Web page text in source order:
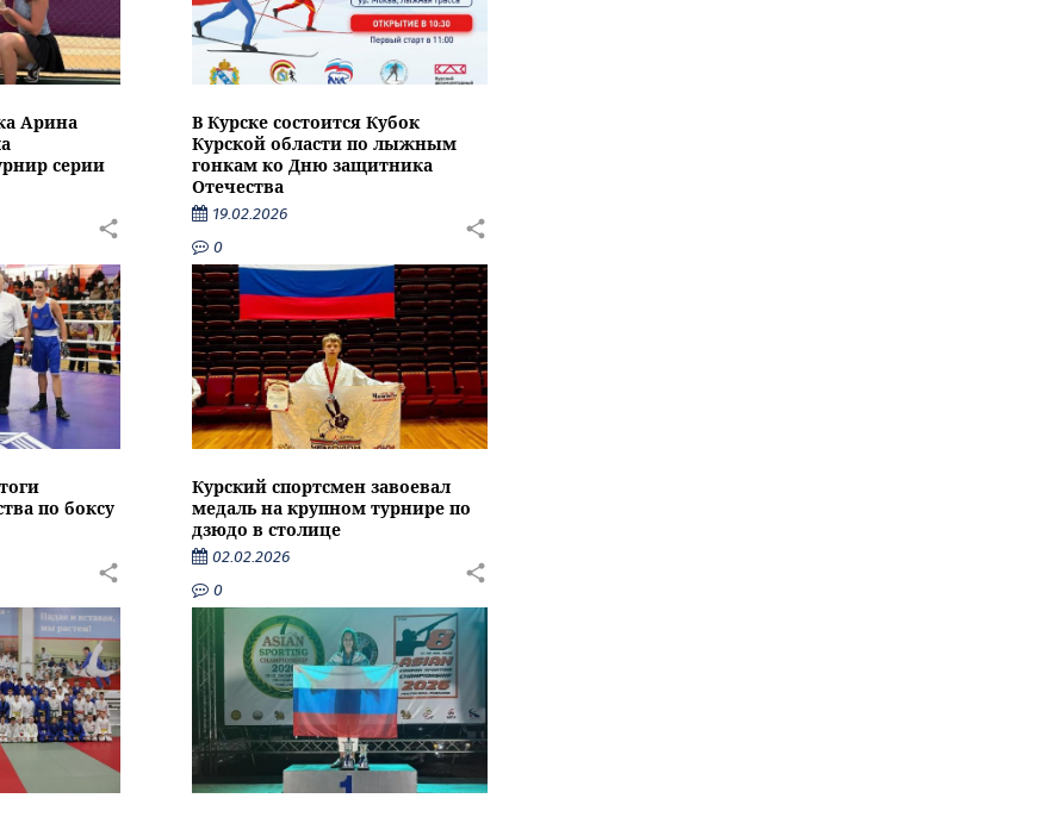
Арина
серии
В Курске состоится Кубок
Курской области по лыжным
гонкам ко Дню защитника
Отечества
19.02.2026
0
по боксу
Курский спортсмен завоевал
медаль на крупном турнире по
дзюдо в столице
02.02.2026
0